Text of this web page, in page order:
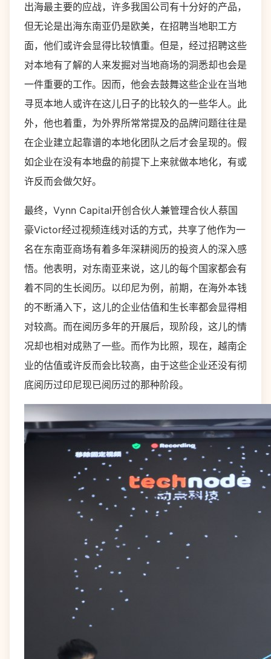
出海最主要的应战，许多我国公司有十分好的产品，
但无论是出海东南亚仍是欧美，在招聘当地职工方
面，他们或许会显得比较慎重。但是，经过招聘这些
对本地有了解的人来发掘对当地商场的洞悉却也会是
一件重要的工作。因而，他会去鼓舞这些企业在当地
寻觅本地人或许在这儿日子的比较久的一些华人。此
外，他也着重，为外界所常常提及的品牌问题往往是
在企业建立起靠谱的本地化团队之后才会呈现的。假
如企业在没有本地盘的前提下上来就做本地化，有或
许反而会做欠好。
最终，Vynn Capital开创合伙人兼管理合伙人蔡国
豪Victor经过视频连线对话的方式，共享了他作为一
名在东南亚商场有着多年深耕阅历的投资人的深入感
悟。他表明，对东南亚来说，这儿的每个国家都会有
着不同的生长阅历。以印尼为例，前期，在海外本钱
的不断涌入下，这儿的企业估值和生长率都会显得相
对较高。而在阅历多年的开展后，现阶段，这儿的情
况却也相对成熟了一些。而作为比照，现在，越南企
业的估值或许反而会比较高，由于这些企业还没有彻
底阅历过印尼现已阅历过的那种阶段。